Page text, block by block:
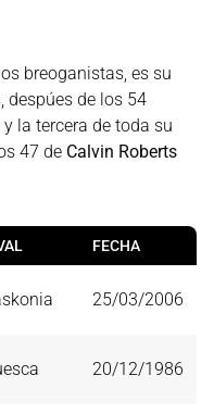
breoganistas, es su
despúes de los 54
y la tercera de toda su
47 de Calvin Roberts
FECHA
25/03/2006
20/12/1986